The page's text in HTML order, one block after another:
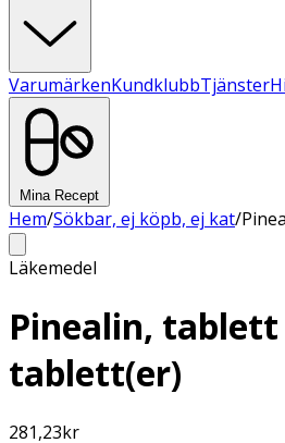
VarumärkenKundklubbTjänster
Mina Recept
Hem/Sökbar, ej köpb, ej kat/
Läkemedel
Pinealin, tablett
tablett(er)
281,23kr